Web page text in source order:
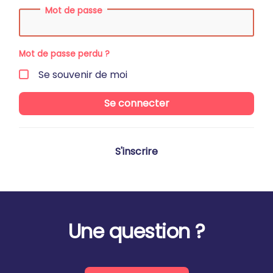
Mot de passe
Mot de passe perdu ?
Se souvenir de moi
Se connecter
S'inscrire
Une question ?